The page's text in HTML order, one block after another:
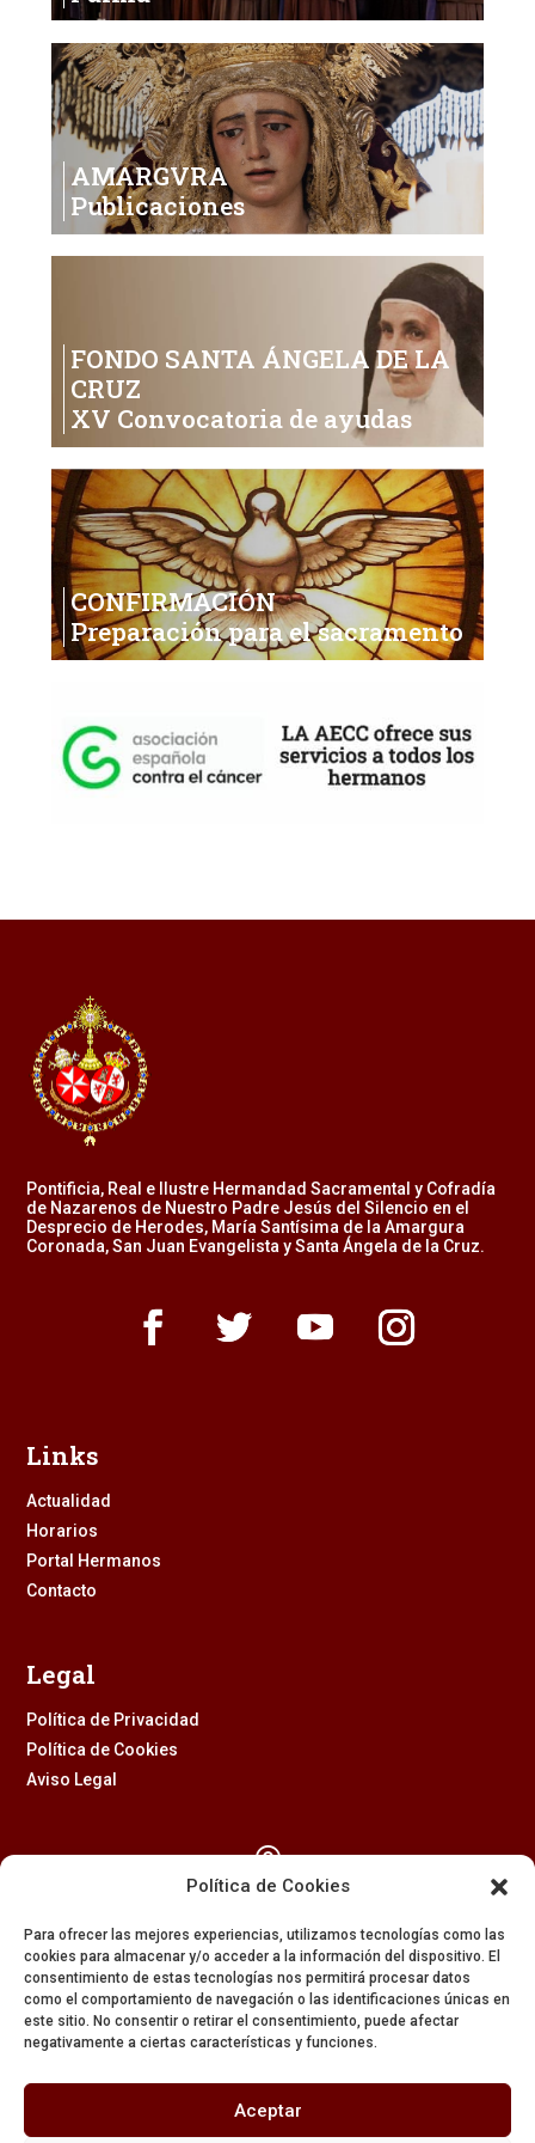
Política de Cookies
Para ofrecer las mejores experiencias, utilizamos tecnologías como las
cookies para almacenar y/o acceder a la información del dispositivo. El
consentimiento de estas tecnologías nos permitirá procesar datos
como el comportamiento de navegación o las identificaciones únicas en
este sitio. No consentir o retirar el consentimiento, puede afectar
negativamente a ciertas características y funciones.
Aceptar
AMARGVRA
Publicaciones
FONDO SANTA ÁNGELA DE LA
CRUZ
XV Convocatoria de ayudas
CONFIRMACIÓN
Preparación para el sacramento
Pontificia, Real e Ilustre Hermandad Sacramental y Cofradía
de Nazarenos de Nuestro Padre Jesús del Silencio en el
Desprecio de Herodes, María Santísima de la Amargura
Coronada, San Juan Evangelista y Santa Ángela de la Cruz.
Links
Actualidad
Horarios
Portal Hermanos
Contacto
Legal
Política de Privacidad
Política de Cookies
Aviso Legal

954 229 437

608 84 84 82
